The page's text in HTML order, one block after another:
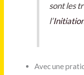
sont les
l’
Avec une